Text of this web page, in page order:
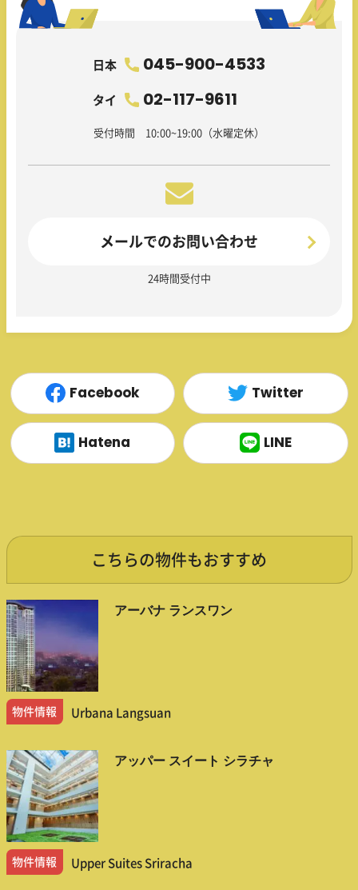
日本 045-900-4533
タイ 02-117-9611
受付時間 10:00~19:00（水曜定休）
メールでのお問い合わせ
24時間受付中
Facebook Twitter
Hatena LINE
こちらの物件もおすすめ
アーバナ ランスワン
物件情報 Urbana Langsuan
アッパー スイート シラチャ
物件情報 Upper Suites Sriracha